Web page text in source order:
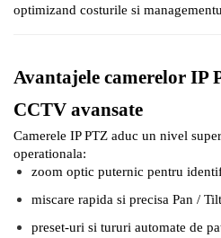
optimizand costurile si
Avantajele camerelor IP
CCTV avansate
Camerele IP PTZ aduc un nivel
operationala:
zoom optic puternic pentru
miscare rapida si precisa Pan / Tilt
preset-uri si tururi automate de